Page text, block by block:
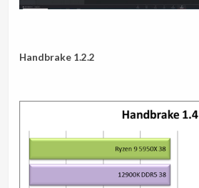
Handbrake 1.2.2